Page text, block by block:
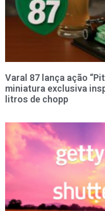
Varal 87 lança ação
miniatura exclusiva
litros de chopp